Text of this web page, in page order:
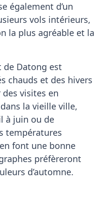
également d’un
vols intérieurs,
la plus agréable et la
de Datong est
chauds et des hivers
visites en
la vieille ville,
à juin ou de
températures
font une bonne
préfèreront
d’automne.